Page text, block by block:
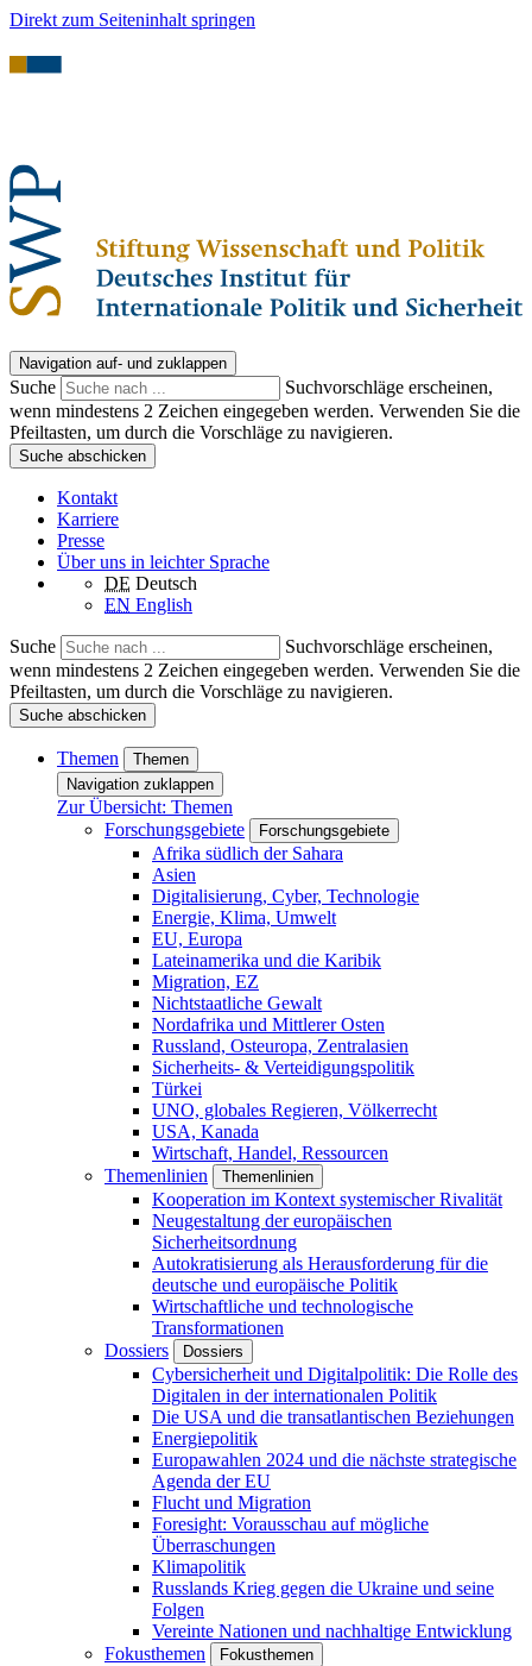
Direkt zum Seiteninhalt springen
Navigation auf- und zuklappen
Suche
Suchvorschläge erscheinen,
wenn mindestens 2 Zeichen eingegeben werden. Verwenden Sie die
Pfeiltasten, um durch die Vorschläge zu navigieren.
Suche abschicken
Kontakt
Karriere
Presse
Über uns in leichter Sprache
DE Deutsch
EN English
Suche
Suchvorschläge erscheinen,
wenn mindestens 2 Zeichen eingegeben werden. Verwenden Sie die
Pfeiltasten, um durch die Vorschläge zu navigieren.
Suche abschicken
Themen
Themen
Navigation zuklappen
Zur Übersicht: Themen
Forschungsgebiete
Forschungsgebiete
Afrika südlich der Sahara
Asien
Digitalisierung, Cyber, Technologie
Energie, Klima, Umwelt
EU, Europa
Lateinamerika und die Karibik
Migration, EZ
Nichtstaatliche Gewalt
Nordafrika und Mittlerer Osten
Russland, Osteuropa, Zentralasien
Sicherheits- & Verteidigungspolitik
Türkei
UNO, globales Regieren, Völkerrecht
USA, Kanada
Wirtschaft, Handel, Ressourcen
Themenlinien
Themenlinien
Kooperation im Kontext systemischer Rivalität
Neugestaltung der europäischen
Sicherheitsordnung
Autokratisierung als Herausforderung für die
deutsche und europäische Politik
Wirtschaftliche und technologische
Transformationen
Dossiers
Dossiers
Cybersicherheit und Digitalpolitik: Die Rolle des
Digitalen in der internationalen Politik
Die USA und die transatlantischen Beziehungen
Energiepolitik
Europawahlen 2024 und die nächste strategische
Agenda der EU
Flucht und Migration
Foresight: Vorausschau auf mögliche
Überraschungen
Klimapolitik
Russlands Krieg gegen die Ukraine und seine
Folgen
Vereinte Nationen und nachhaltige Entwicklung
Fokusthemen
Fokusthemen